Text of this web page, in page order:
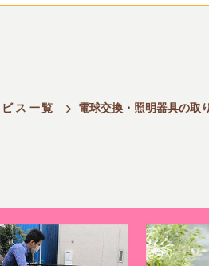
ス一覧 > 電球交換・照明器具の取